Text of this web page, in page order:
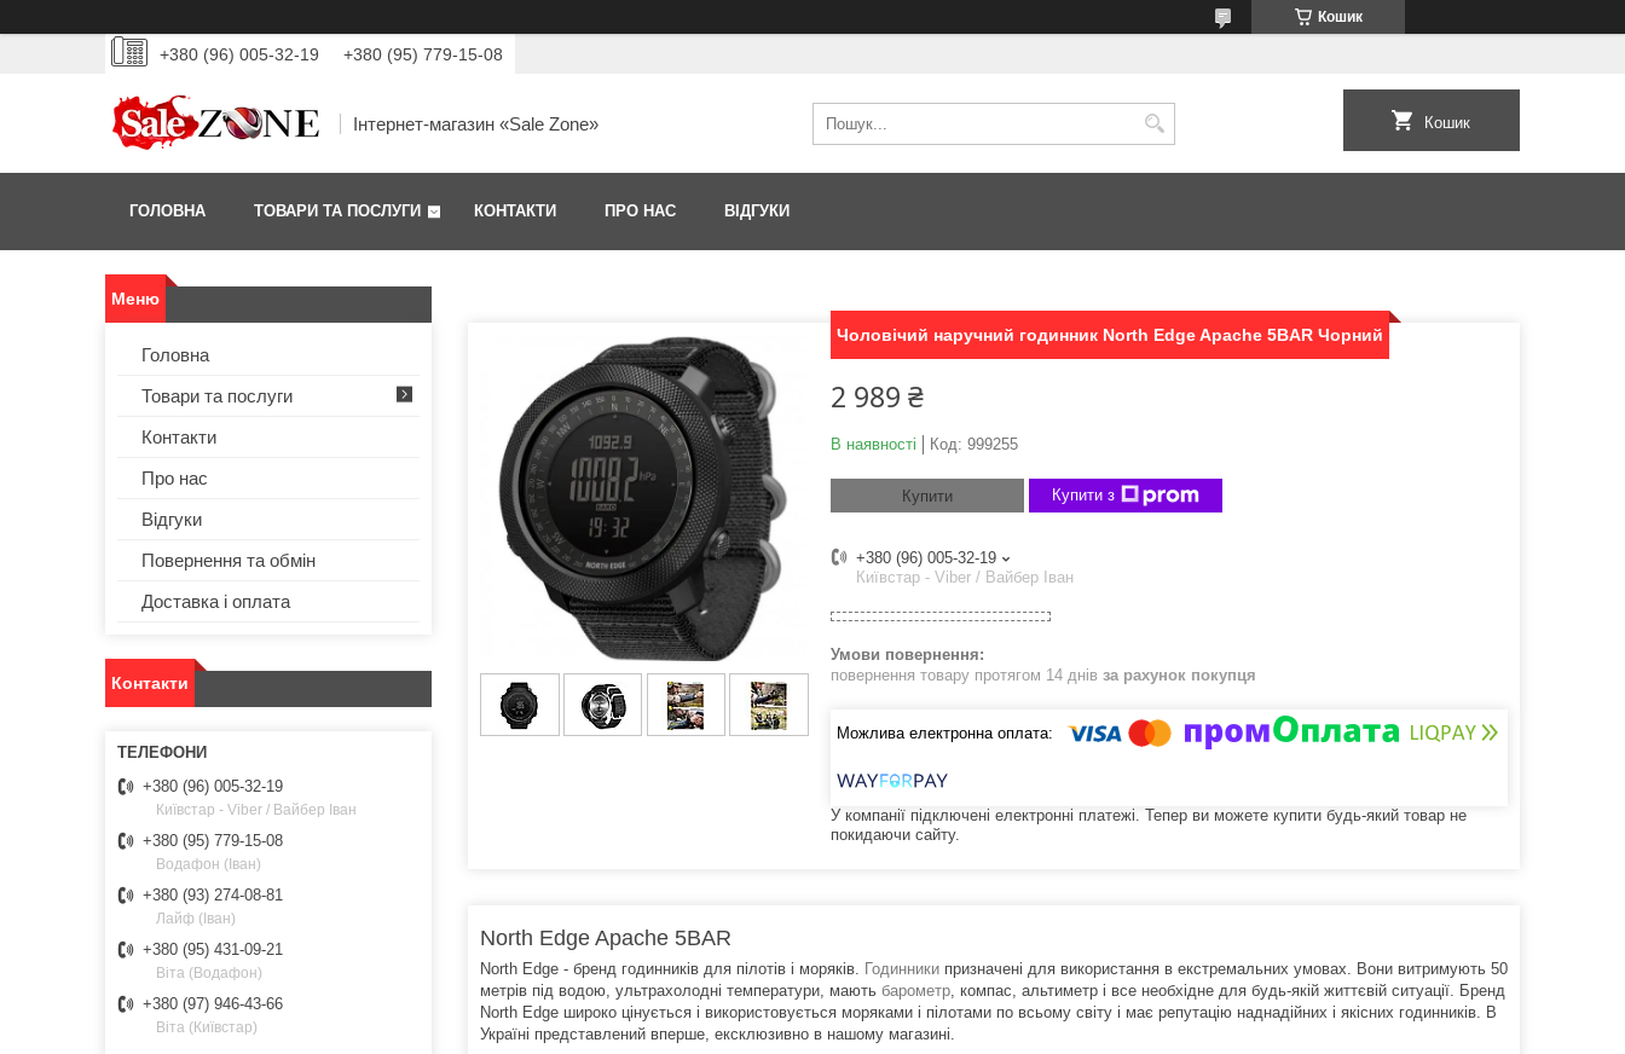
Кошик
+380 (96) 005-32-19 +380 (95) 779-15-08
Інтернет-магазин «Sale Zone» Кошик
ГОЛОВНА ТОВАРИ ТА ПОСЛУГИ КОНТАКТИ ПРО НАС ВІДГУКИ
Чоловічий наручний годинник North Edge Apache 5BAR Чорний
2 989 ₴
В наявності Код: 999255
Купити Купити з
+380 (96) 005-32-19
Київстар - Viber / Вайбер Іван
повернення товару протягом 14 днів за рахунок покупця
У компанії підключені електронні платежі. Тепер ви можете купити будь-який товар не
покидаючи сайту.
North Edge Apache 5BAR
North Edge - бренд годинників для пілотів і моряків. Годинники призначені для використання в екстремальних умовах. Вони витримують 50
метрів під водою, ультрахолодні температури, мають барометр, компас, альтиметр і все необхідне для будь-якій життєвій ситуації. Бренд
North Edge широко цінується і використовується моряками і пілотами по всьому світу і має репутацію наднадійних і якісних годинників. В
Україні представлений вперше, ексклюзивно в нашому магазині.
Головна
Товари та послуги
Контакти
Про нас
Відгуки
Повернення та обмін
Доставка і оплата
Контакти
+380 (96) 005-32-19
Київстар - Viber / Вайбер Іван
+380 (95) 779-15-08
Водафон (Іван)
+380 (93) 274-08-81
Лайф (Іван)
+380 (95) 431-09-21
Віта (Водафон)
+380 (97) 946-43-66
Віта (Київстар)